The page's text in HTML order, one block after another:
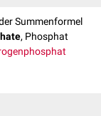
Summenformel
, Phosphat